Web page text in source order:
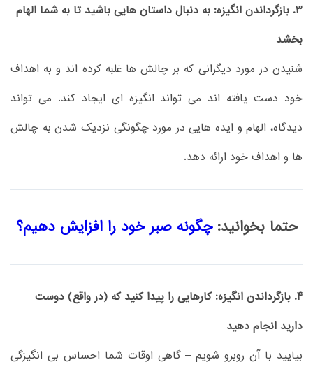
3. بازگرداندن انگیزه: به دنبال داستان هایی باشید تا به شما الهام
بخشد
شنیدن در مورد دیگرانی که بر چالش ها غلبه کرده اند و به اهداف
خود دست یافته اند می تواند انگیزه ای ایجاد کند. می تواند
دیدگاه، الهام و ایده هایی در مورد چگونگی نزدیک شدن به چالش
ها و اهداف خود ارائه دهد.
حتما بخوانید:چگونه صبر خود را افزایش دهیم؟
4. بازگرداندن انگیزه: کارهایی را پیدا کنید که (در واقع) دوست
دارید انجام دهید
بیایید با آن روبرو شویم – گاهی اوقات شما احساس بی انگیزگی